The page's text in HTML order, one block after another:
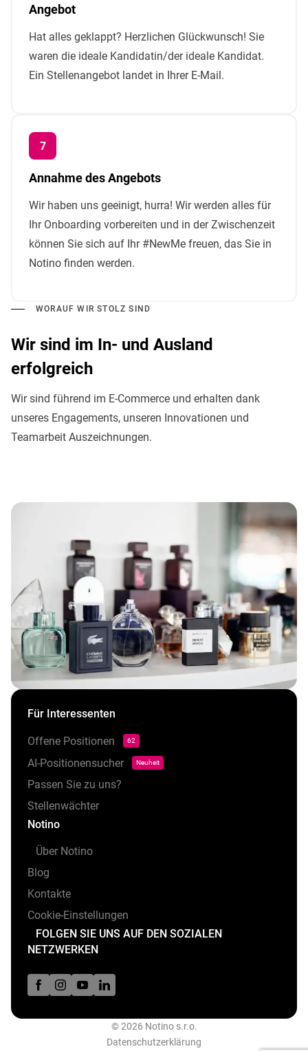
Angebot
Hat alles geklappt? Herzlichen Glückwunsch! Sie
waren die ideale Kandidatin/der ideale Kandidat.
Ein Stellenangebot landet in Ihrer E-Mail.
Annahme des Angebots
Wir haben uns geeinigt, hurra! Wir werden alles für
Ihr Onboarding vorbereiten und in der Zwischenzeit
können Sie sich auf Ihr #NewMe freuen, das Sie in
Notino finden werden.
WORAUF WIR STOLZ SIND
Wir sind im In- und Ausland
erfolgreich
Wir sind führend im E-Commerce und erhalten dank
unseres Engagements, unseren Innovationen und
Teamarbeit Auszeichnungen.
Für Interessenten
Offene Positionen 62
AI-Positionensucher Neuheit
Passen Sie zu uns?
Stellenwächter
Notino
Über Notino
Blog
Kontakte
Cookie-Einstellungen
FOLGEN SIE UNS AUF DEN SOZIALEN
NETZWERKEN
© 2026 Notino s.r.o.
Datenschutzerklärung